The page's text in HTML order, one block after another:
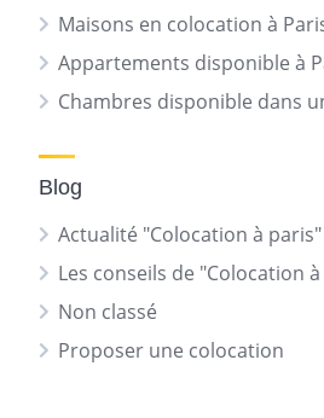
Maisons en colocation à
Appartements disponible à
Chambres disponible dans
Blog
Actualité "Colocation à paris"
Les conseils de "Colocation
Non classé
Proposer une colocation